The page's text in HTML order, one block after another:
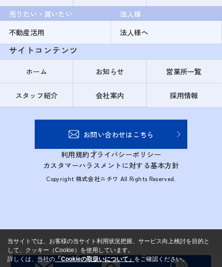
売りたい・買いたい
不動産活用
法人様
法人様へ
サイトコンテンツ
ホーム お知らせ 営業所一覧
スタッフ紹介 会社案内 採用情報
お問い合わせはこちら
利用規約プライバシーポリシー
カスタマーハラスメントに対する基本方針
Copyright 株式会社ニチワ All Rights Reserved.
当サイトでは、お客様の当サイト利用状況把握、サービス向上検討を目的と
して、クッキー（Cookie）を使用しています。
詳しくは、当社の 「Cookieの取扱いについて」 をご確認ください。